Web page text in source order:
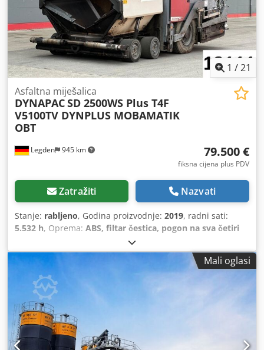
1 /21
Legden 945 km
Asfaltna miješalica
DYNAPACSD 2500WS Plus T4F
V5100TV DYNPLUS MOBAMATIK
OBT
79.500 €
fiksna cijena plus PDV
Zatražiti Nazvati
Stanje: rabljeno, Godina proizvodnje: 2019, radni sati:
5.532 h, Oprema: ABS, filtar čestica, pogon na sva četiri
Mali oglasi